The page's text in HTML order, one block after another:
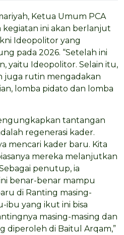
Ketua Umum PCA
kegiatan ini akan berlanjut
Ideopolitor yang
pada 2026. “Setelah ini
yaitu Ideopolitor. Selain itu,
juga rutin mengadakan
lomba pidato dan lomba
tantangan
regenerasi kader.
mencari kader baru. Kita
mereka melanjutkan
Sebagai penutup, ia
benar-benar mampu
di Ranting masing-
ibu yang ikut ini bisa
masing-masing dan
diperoleh di Baitul Arqam,”